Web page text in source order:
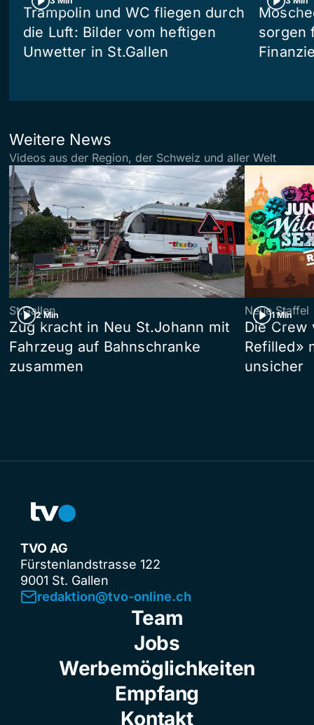
Trampolin und WC fliegen durch
die Luft: Bilder vom heftigen
Unwetter in St.Gallen
sorgen
Weitere News
Videos aus der Region, der Schweiz und aller Welt
2 Min
St.Gallen
Zug kracht in Neu St.Johann mit
Fahrzeug auf Bahnschranke
zusammen
1 Min
Neue Staffel
Die Crew
Refilled»
unsicher
TVO AG
Fürstenlandstrasse 122
9001 St. Gallen
redaktion@tvo-online.ch
Team
Jobs
Werbemöglichkeiten
Empfang
Kontakt